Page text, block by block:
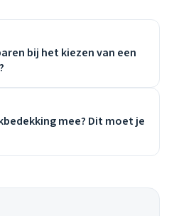
bij het kiezen van een
mee? Dit moet je